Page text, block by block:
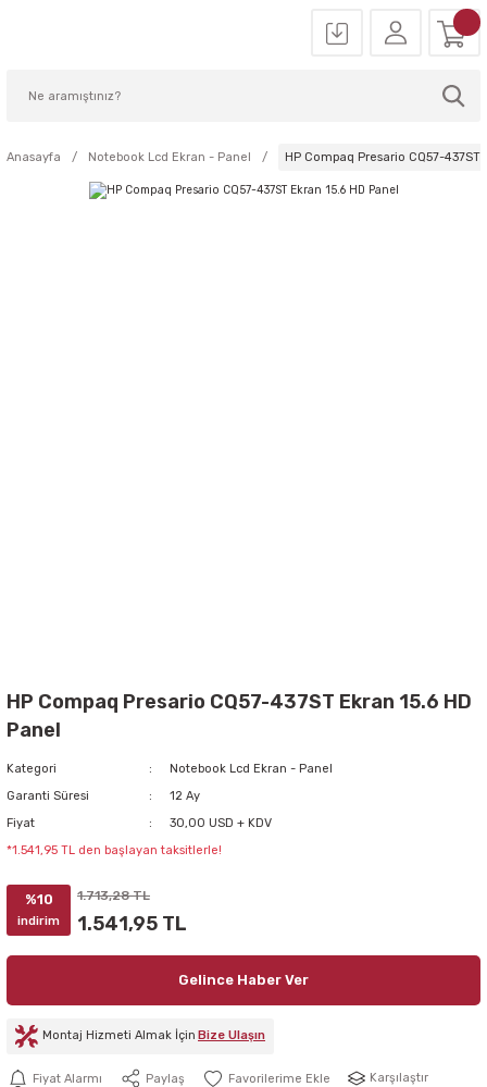
Anasayfa Notebook Lcd Ekran - Panel HP Compaq Presario CQ57-437ST
HP Compaq Presario CQ57-437ST Ekran 15.6 HD
Panel
Kategori
Notebook Lcd Ekran - Panel
Garanti Süresi
12 Ay
Fiyat
30,00 USD + KDV
*1.541,95 TL den başlayan taksitlerle!
%10
indirim
1.713,28 TL
1.541,95 TL
Gelince Haber Ver
Montaj Hizmeti Almak İçin Bize Ulaşın
Fiyat Alarmı Paylaş Karşılaştır